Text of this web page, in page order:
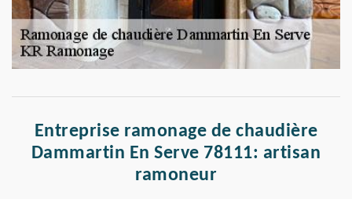
Entreprise ramonage de chaudière
Dammartin En Serve 78111: artisan
ramoneur